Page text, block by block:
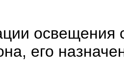
освещения
его